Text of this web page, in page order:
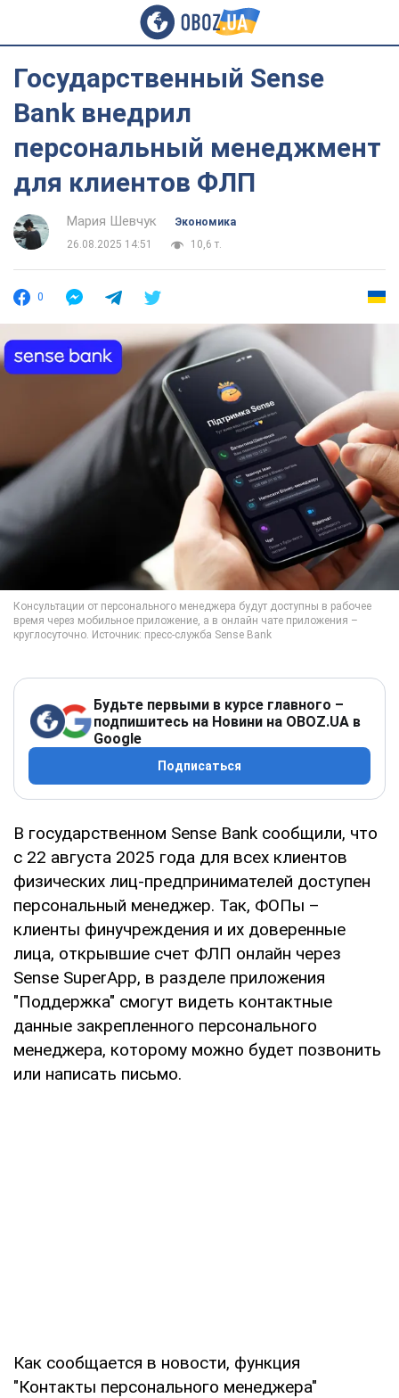
Государственный Sense
Bank внедрил
персональный менеджмент
для клиентов ФЛП
Мария Шевчук
Экономика
26.08.2025 14:51
10,6 т.
0
Будьте первыми в курсе главного –
подпишитесь на Новини на OBOZ.UA в
Google
Подписаться
В государственном Sense Bank сообщили, что
с 22 августа 2025 года для всех клиентов
физических лиц-предпринимателей доступен
персональный менеджер. Так, ФОПы –
клиенты финучреждения и их доверенные
лица, открывшие счет ФЛП онлайн через
Sense SuperApp, в разделе приложения
"Поддержка" смогут видеть контактные
данные закрепленного персонального
менеджера, которому можно будет позвонить
или написать письмо.
Как сообщается в новости, функция
"Контакты персонального менеджера"